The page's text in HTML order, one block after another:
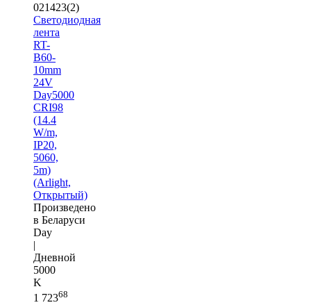
021423(2)
Светодиодная
лента
RT-
B60-
10mm
24V
Day5000
CRI98
(14.4
W/m,
IP20,
5060,
5m)
(Arlight,
Открытый)
Произведено
в Беларуси
Day
|
Дневной
5000
K
1 72368